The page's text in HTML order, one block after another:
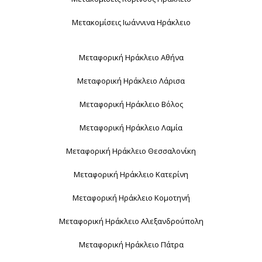
Μετακομίσεις Ιωάννινα Ηράκλειο
Μεταφορική Ηράκλειο Αθήνα
Μεταφορική Ηράκλειο Λάρισα
Μεταφορική Ηράκλειο Βόλος
Μεταφορική Ηράκλειο Λαμία
Μεταφορική Ηράκλειο Θεσσαλονίκη
Μεταφορική Ηράκλειο Κατερίνη
Μεταφορική Ηράκλειο Κομοτηνή
Μεταφορική Ηράκλειο Αλεξανδρούπολη
Μεταφορική Ηράκλειο Πάτρα